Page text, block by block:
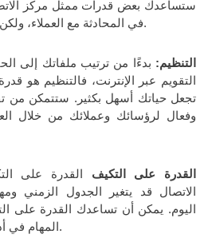
ستساعدك بعض قدرات ممثل مركز
في المحادثة مع العملاء، ولكن أيضًا في العمل بشكل عام.
التنظيم: بدءًا من ترتيب ملفاتك إلى
التقويم عبر الإنترنت، فالتنظيم هو
تجعل حياتك أسهل بكثير. ستتمكن من
وفعال لرؤسائك وعملائك من خلال
القدرة على التكيف القدرة على
الاتصال قد يتغير الجدول الزمني
اليوم. يمكن أن تساعدك القدرة على
المهام في أداء عملك بكفاءة.